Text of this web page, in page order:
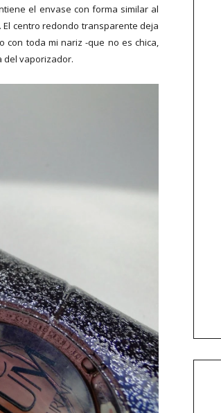
el envase con forma similar al
centro redondo transparente deja
con toda mi nariz -que no es chica,
del vaporizador.